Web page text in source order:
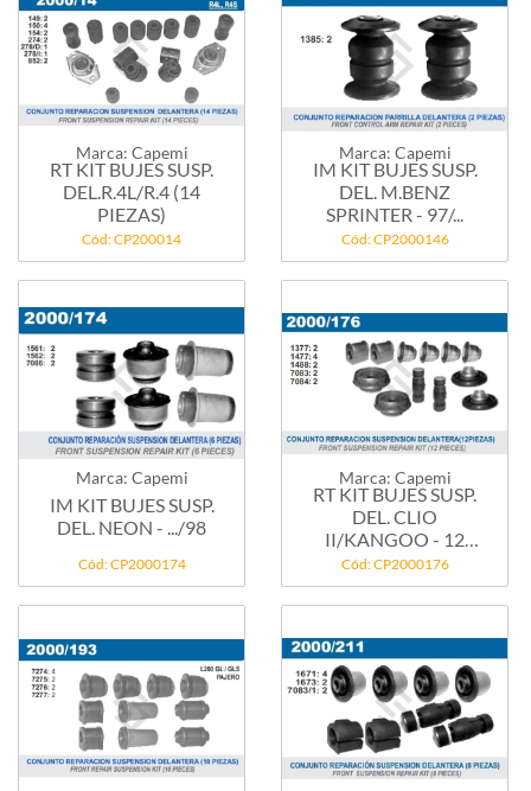
Marca: Capemi
RT KIT BUJES SUSP.
DEL.R.4L/R.4 (14
PIEZAS)
Cód: CP200014
Marca: Capemi
IM KIT BUJES SUSP.
DEL. M.BENZ
SPRINTER - 97/...
Cód: CP2000146
Marca: Capemi
IM KIT BUJES SUSP.
DEL. NEON - .../98
Cód: CP2000174
Marca: Capemi
RT KIT BUJES SUSP.
DEL. CLIO
II/KANGOO - 12
PIEZAS
Cód: CP2000176